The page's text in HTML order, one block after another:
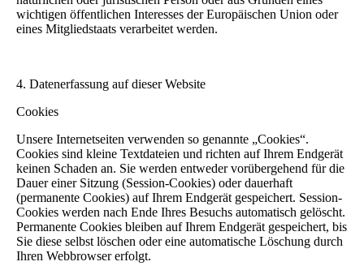
wichtigen öffentlichen Interesses der Europäischen Union oder
eines Mitgliedstaats verarbeitet werden.
4. Datenerfassung auf dieser Website
Cookies
Unsere Internetseiten verwenden so genannte „Cookies“.
Cookies sind kleine Textdateien und richten auf Ihrem Endgerät
keinen Schaden an. Sie werden entweder vorübergehend für die
Dauer einer Sitzung (Session-Cookies) oder dauerhaft
(permanente Cookies) auf Ihrem Endgerät gespeichert. Session-
Cookies werden nach Ende Ihres Besuchs automatisch gelöscht.
Permanente Cookies bleiben auf Ihrem Endgerät gespeichert, bis
Sie diese selbst löschen oder eine automatische Löschung durch
Ihren Webbrowser erfolgt.